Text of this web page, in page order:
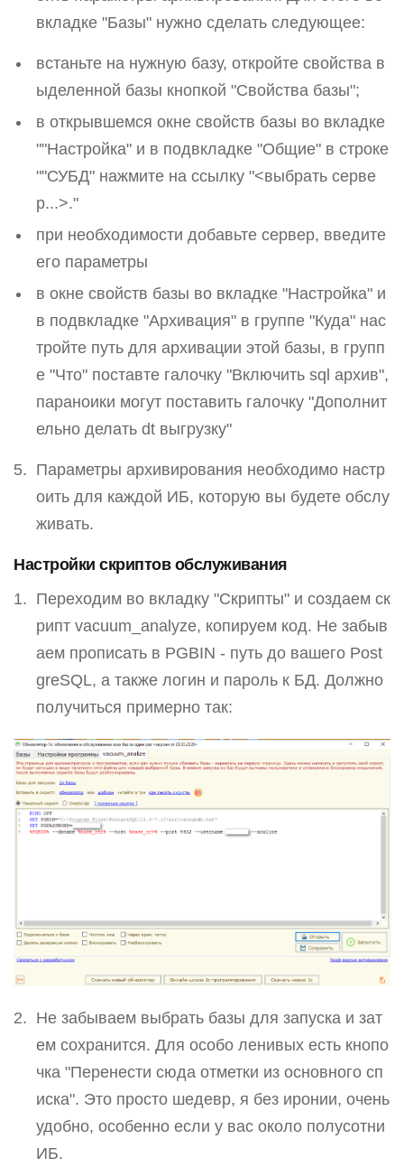
вкладке "Базы" нужно сделать следующее:
встаньте на нужную базу, откройте свойства в
ыделенной базы кнопкой "Свойства базы";
в открывшемся окне свойств базы во вкладке
""Настройка" и в подвкладке "Общие" в строке
""СУБД" нажмите на ссылку "<выбрать серве
р...>."
при необходимости добавьте сервер, введите
его параметры
в окне свойств базы во вкладке "Настройка" и
в подвкладке "Архивация" в группе "Куда" нас
тройте путь для архивации этой базы, в групп
е "Что" поставте галочку "Включить sql архив",
параноики могут поставить галочку "Дополнит
ельно делать dt выгрузку"
Параметры архивирования необходимо настр
оить для каждой ИБ, которую вы будете обслу
живать.
Настройки скриптов обслуживания
Переходим во вкладку "Скрипты" и создаем ск
рипт vacuum_analyze, копируем код. Не забыв
аем прописать в PGBIN - путь до вашего Post
greSQL, а также логин и пароль к БД. Должно
получиться примерно так:
Не забываем выбрать базы для запуска и зат
ем сохранится. Для особо ленивых есть кнопо
чка "Перенести сюда отметки из основного сп
иска". Это просто шедевр, я без иронии, очень
удобно, особенно если у вас около полусотни
ИБ.